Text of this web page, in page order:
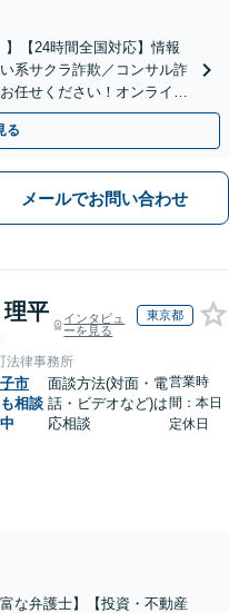
】【24時間全国対応】情報
系サクラ詐欺／コンサル詐
任せください！オンライン
る
メールでお問い合わせ
平
インタビュ
ーを見る
東京都
法律事務所
市
相談
面談方法(対面・電
話・ビデオなど)は
応相談
営業時
間：本日
定休日
な弁護士】【投資・不動産